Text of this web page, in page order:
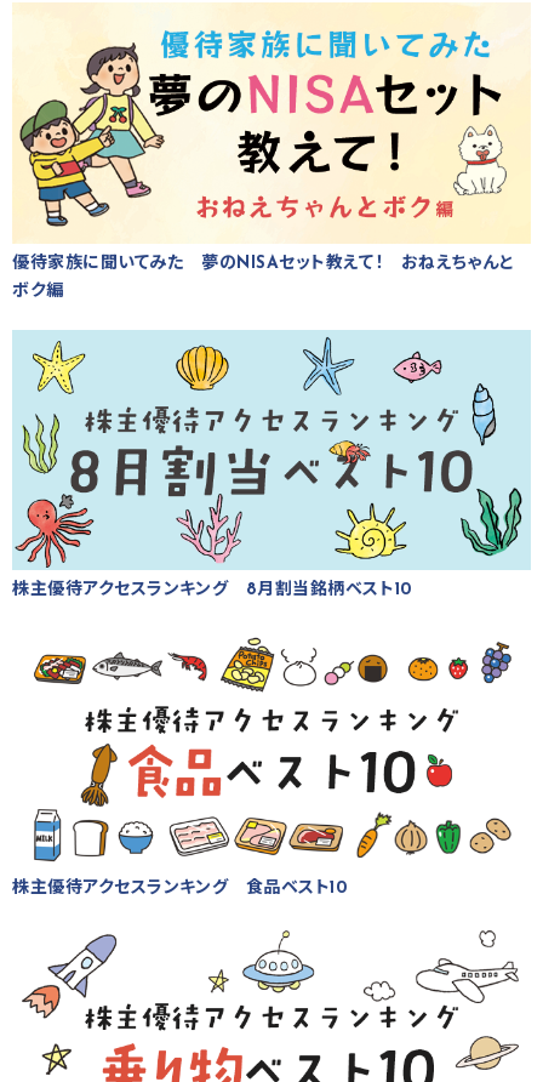
優待家族に聞いてみた 夢のNISAセット教えて！ おねえちゃんと
ボク編
株主優待アクセスランキング 8月割当銘柄ベスト10
株主優待アクセスランキング 食品ベスト10